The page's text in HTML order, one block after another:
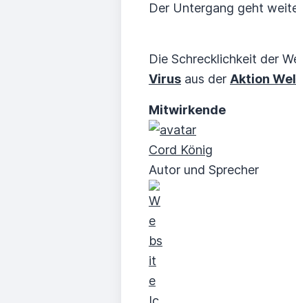
Der Untergang geht
Die Schrecklichkeit der
Virus aus der Aktion
Mitwirkende
Cord König
Autor und Sprecher